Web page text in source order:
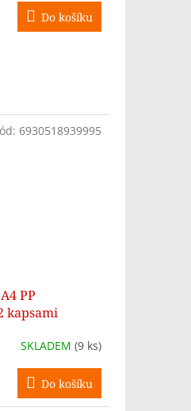
Do košíku
PP
kapsami
SKLADEM (9 ks)
Do košíku
6930518939995